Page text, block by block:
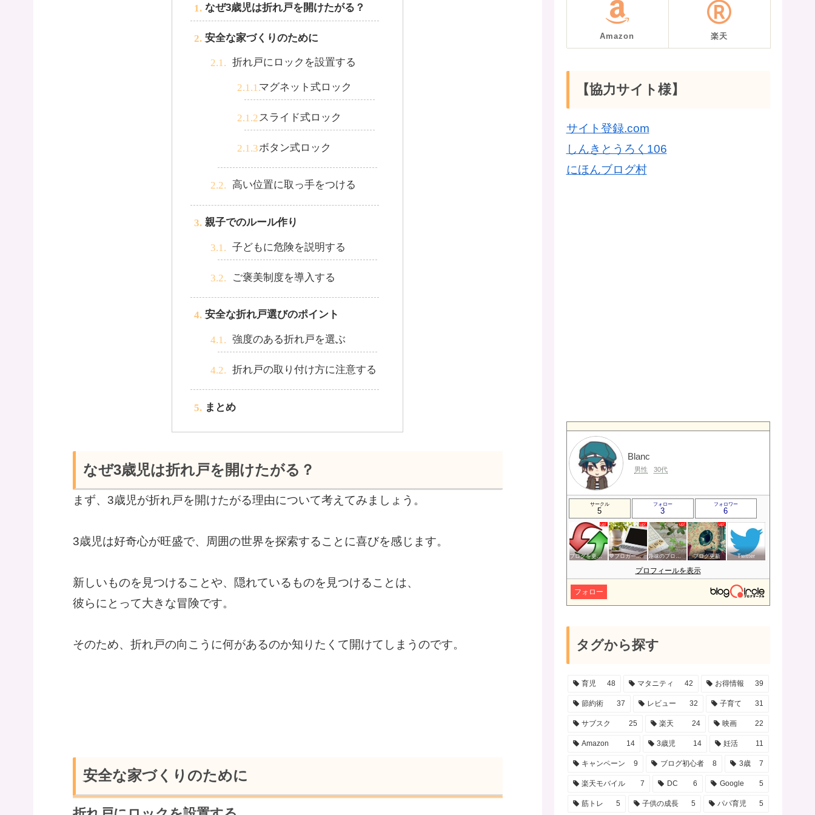
なぜ3歳児は折れ戸を開けたがる？
安全な家づくりのために
折れ戸にロックを設置する
マグネット式ロック
スライド式ロック
ボタン式ロック
高い位置に取っ手をつける
親子でのルール作り
子どもに危険を説明する
ご褒美制度を導入する
安全な折れ戸選びのポイント
強度のある折れ戸を選ぶ
折れ戸の取り付け方に注意する
まとめ
なぜ3歳児は折れ戸を開けたがる？
まず、3歳児が折れ戸を開けたがる理由について考えてみましょう。
3歳児は好奇心が旺盛で、周囲の世界を探索することに喜びを感じます。
新しいものを見つけることや、隠れているものを見つけることは、
彼らにとって大きな冒険です。
そのため、折れ戸の向こうに何があるのか知りたくて開けてしまうのです。
安全な家づくりのために
Amazon 楽天
【協力サイト様】
サイト登録.com
しんきとうろく106
にほんブログ村
Blanc
男性 30代
サークル
5
フォロー
3
フォロワー
6
ブログを更新したらここで報告 💙ブロガー応援&更新報告♪💙 趣味のブログを楽しむ会 ブログ更新 Twitter
プロフィールを表示
フォロー
タグから探す
育児 48 マタニティ 42 お得情報 39
節約術 37 レビュー 32 子育て 31
サブスク 25 楽天 24 映画 22
Amazon 14 3歳児 14 妊活 11
キャンペーン 9 ブログ初心者 8 3歳 7
楽天モバイル 7 DC 6 Google 5
筋トレ 5 子供の成長 5 パパ育児 5